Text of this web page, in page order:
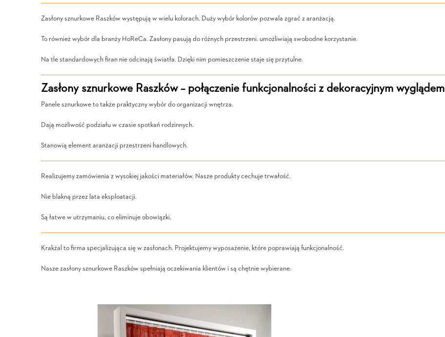
Zasłony sznurkowe Raszków występują w wielu kolorach. Duży wybór kolorów pozwala zgrać z aranżacją.
To również wybór dla branży HoReCa. Zasłony pasują do różnych przestrzeni. umożliwiają swobodne korzystanie.
Na tle standardowych firan nie odcinają światła. Dzięki nim pomieszczenie staje się przytulne.
Zasłony sznurkowe Raszków – połączenie funkcjonalności z dekoracyjnym wyglądem
Panele sznurkowe to także praktyczny wybór do organizacji wnętrza.
Dają możliwość podziału w czasie spotkań rodzinnych.
Stanowią element aranżacji przestrzeni handlowych.
Realizujemy zamówienia z wysokiej jakości materiałów. Nasze produkty cechuje trwałość.
Nie blakną przez lata eksploatacji.
Są łatwe w utrzymaniu, co eliminuje obowiązki.
Krakżal to firma specjalizująca się w zasłonach. Projektujemy wyposażenie, które poprawiają funkcjonalność.
Nasze zasłony sznurkowe Raszków spełniają oczekiwania klientów i są chętnie wybierane.